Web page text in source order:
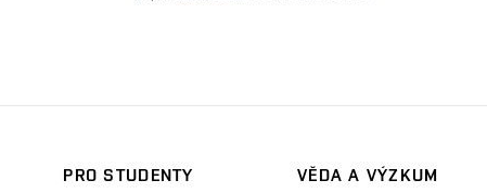
PRO STUDENTY
VĚDA A VÝZKUM